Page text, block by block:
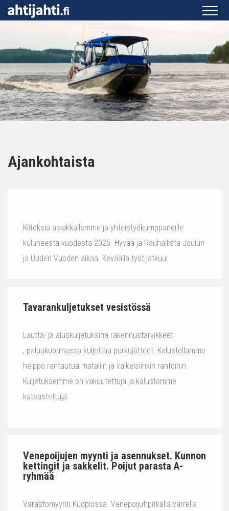
Ajankohtaista
Kiitoksia asiakkailemme ja yhteistyökumppaneille
kuluneesta vuodesta 2025. Hyvää ja Rauhallista Joulun
ja Uuden Vuoden aikaa. Keväällä työt jatkuu!
Tavarankuljetukset vesistössä
Lautta- ja aluskuljetuksina rakennustarvikkeet
, paluukuormassa kuljettaa purkujätteet. Kalustollamme
helppo rantautua mataliin ja vaikeisiinkin rantoihin.
Kuljetuksemme on vakuutettuja ja kalustomme
katsastettuja.
Venepoijujen myynti ja asennukset. Kunnon
kettingit ja sakkelit. Poijut parasta A-
ryhmää
Varastomyynti Kuopiossa. Venepoijut pitkällä varrella